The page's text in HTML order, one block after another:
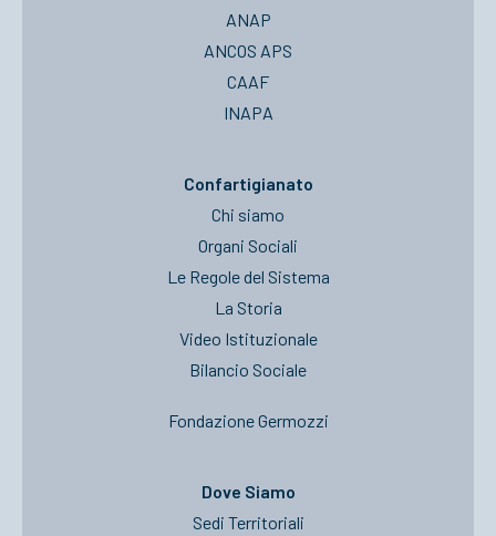
ANAP
ANCOS APS
CAAF
INAPA
Confartigianato
Chi siamo
Organi Sociali
Le Regole del Sistema
La Storia
Video Istituzionale
Bilancio Sociale
Fondazione Germozzi
Dove Siamo
Sedi Territoriali